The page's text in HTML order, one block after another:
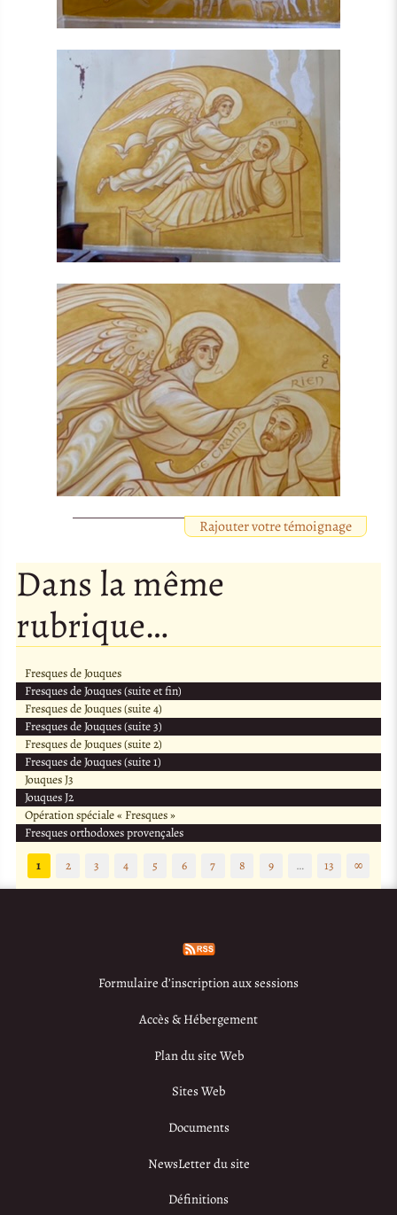
Rajouter votre témoignage
Dans la même
rubrique…
Fresques de Jouques
Fresques de Jouques (suite et fin)
Fresques de Jouques (suite 4)
Fresques de Jouques (suite 3)
Fresques de Jouques (suite 2)
Fresques de Jouques (suite 1)
Jouques J3
Jouques J2
Opération spéciale « Fresques »
Fresques orthodoxes provençales
1
2 3 4 5 6 7 8 9 … 13 ∞
Formulaire d’inscription aux sessions
Accès & Hébergement
Plan du site Web
Sites Web
Documents
NewsLetter du site
Définitions